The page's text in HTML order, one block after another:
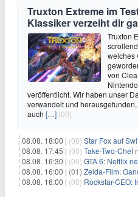
Truxton Extreme im
Klassiker verzeiht dir
Truxton
welches
von
veröffentlicht. Wir haben unser
verwandelt und
auch […] (00)
08.08. 18:00 | (00) Star Fox auf
08.08. 17:45 | (00) Take-Two-Chef nennt
08.08. 16:30 | (00) GTA 6: Netflix nennt
08.08. 16:00 | (01) Zelda-Film:
08.08. 16:00 | (00) Rockstar-CEO: In